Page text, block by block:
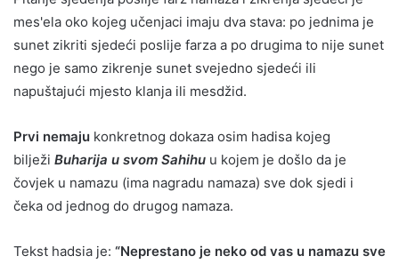
mes'ela oko kojeg učenjaci imaju dva stava: po jednima je
sunet zikriti sjedeći poslije farza a po drugima to nije sunet
nego je samo zikrenje sunet svejedno sjedeći ili
napuštajući mjesto klanja ili mesdžid.
Prvi nemaju konkretnog dokaza osim hadisa kojeg
bilježi Buharija u svom Sahihu u kojem je došlo da je
čovjek u namazu (ima nagradu namaza) sve dok sjedi i
čeka od jednog do drugog namaza.
Tekst hadsia je: “Neprestano je neko od vas u namazu sve